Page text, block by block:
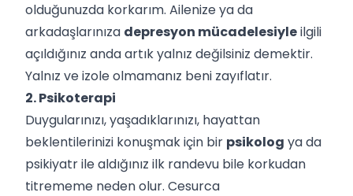
olduğunuzda korkarım. Ailenize ya da
arkadaşlarınıza depresyon mücadelesiyleilgili
açıldığınız anda artık yalnız değilsiniz demektir.
Yalnız ve izole olmamanız beni zayıflatır.
2. Psikoterapi
Duygularınızı, yaşadıklarınızı, hayattan
beklentilerinizi konuşmak için bir psikolog ya da
psikiyatr ile aldığınız ilk randevu bile korkudan
titrememe neden olur. Cesurca